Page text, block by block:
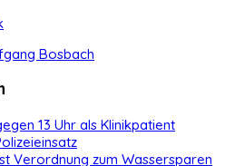
13 Uhr als Klinikpatient
Verordnung zum Wassersparen